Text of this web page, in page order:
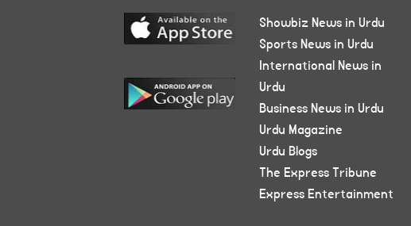
Showbiz News in Urdu
Sports News in Urdu
International News in
Urdu
Business News in Urdu
Urdu Magazine
Urdu Blogs
The Express Tribune
Express Entertainment